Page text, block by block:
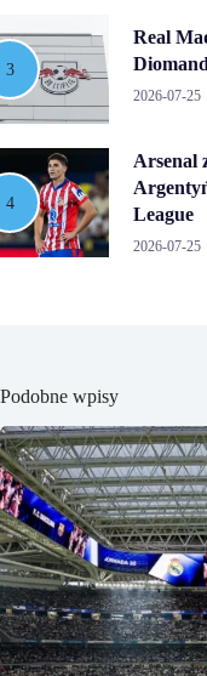
Real
2026-07-25
Arsenal
League
2026-07-25
Podobne wpisy